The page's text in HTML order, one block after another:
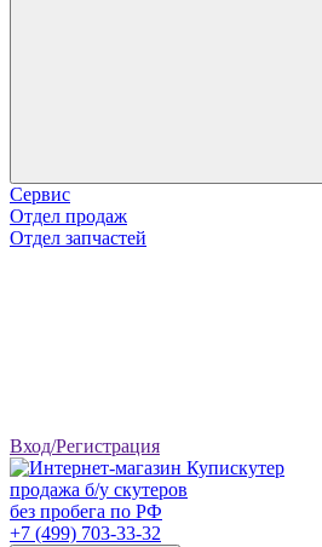
Сервис
Отдел продаж
Отдел запчастей
Вход/Регистрация
продажа б/у скутеров
без пробега по РФ
+7 (499) 703-33-32